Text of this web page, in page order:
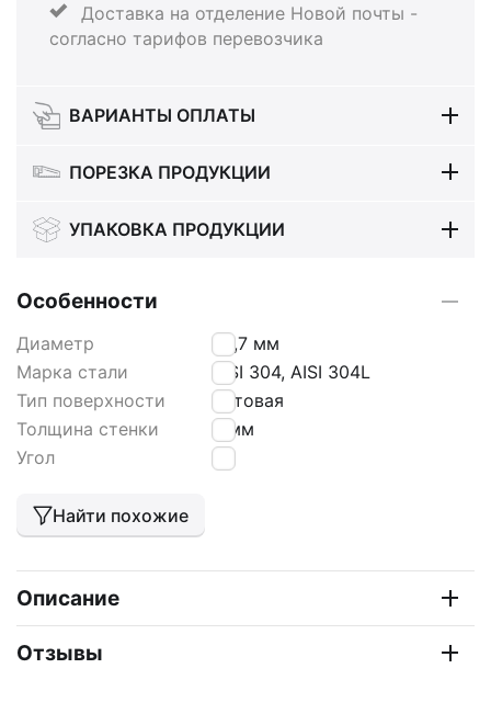
Доставка на отделение Новой почты -
согласно тарифов перевозчика
ВАРИАНТЫ ОПЛАТЫ
ПОРЕЗКА ПРОДУКЦИИ
УПАКОВКА ПРОДУКЦИИ
Особенности
Диаметр
33,7 мм
Марка стали
AISI 304, AISI 304L
Тип поверхности
матовая
Толщина стенки
3 мм
Угол
90
Найти похожие
Описание
Отзывы